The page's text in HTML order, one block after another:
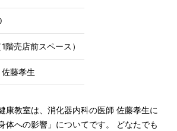
階売店前スペース）
藤孝生
康教室は、消化器内科の医師 佐藤孝生に
体への影響」についてです。 どなたでも